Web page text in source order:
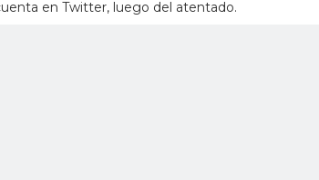
en Twitter, luego del atentado.